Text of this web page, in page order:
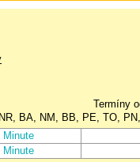
Termíny
BA, NM, BB, PE, TO,
Minute
Minute